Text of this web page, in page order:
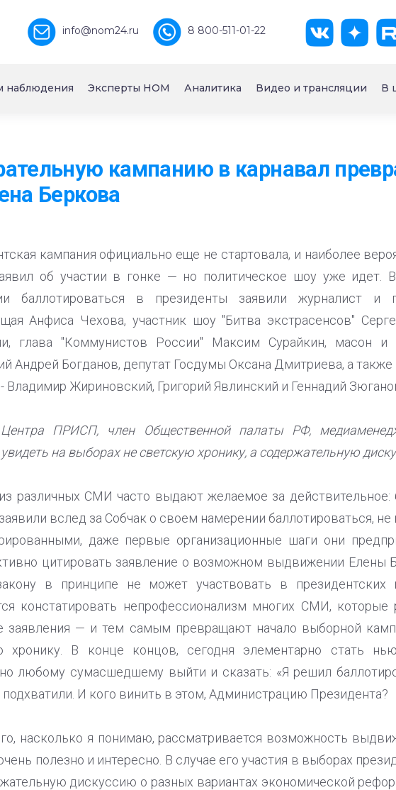
info@nom24.ru 8 800-511-01-22
наблюдения Эксперты НОМ Аналитика Видео и трансляции В
кампанию в карнавал
Беркова
кампания официально еще не стартовала, и наиболее
об участии в гонке — но политическое шоу уже идет.
баллотироваться в президенты заявили журналист и
Анфиса Чехова, участник шоу "Битва экстрасенсов"
глава "Коммунистов России" Максим Сурайкин, масон и
Андрей Богданов, депутат Госдумы Оксана Дмитриева, а также
Владимир Жириновский, Григорий Явлинский и Геннадий
Центра ПРИСП, член Общественной палаты РФ,
увидеть на выборах не светскую хронику, а содержательную
различных СМИ часто выдают желаемое за действительное:
вслед за Собчак о своем намерении баллотироваться,
даже первые организационные шаги они
цитировать заявление о возможном выдвижении Елены
в принципе не может участвовать в президентских
констатировать непрофессионализм многих СМИ, которые
заявления — и тем самым превращают начало выборной
хронику. В конце концов, сегодня элементарно стать
любому сумасшедшему выйти и сказать: «Я решил
И кого винить в этом, Администрацию Президента?
насколько я понимаю, рассматривается возможность
полезно и интересно. В случае его участия в выборах
дискуссию о разных вариантах экономической